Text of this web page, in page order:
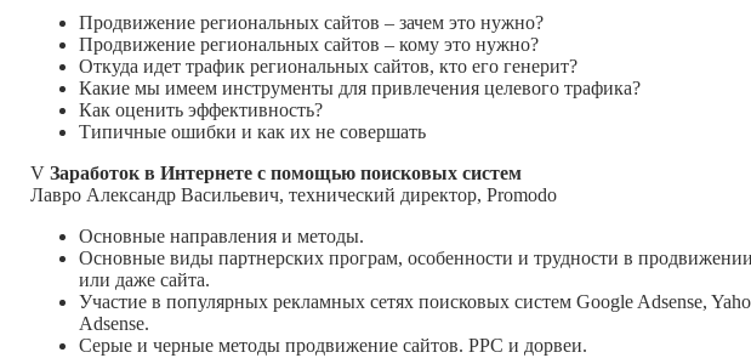
Продвижение региональных сайтов – зачем это нужно?
Продвижение региональных сайтов – кому это нужно?
Откуда идет трафик региональных сайтов, кто его генерит?
Какие мы имеем инструменты для привлечения целевого трафика?
Как оценить эффективность?
Типичные ошибки и как их не совершать
V Заработок в Интернете с помощью поисковых систем
Лавро Александр Васильевич, технический директор, Promodo
Основные направления и методы.
Основные виды партнерских програм, особенности и трудности в
или даже сайта.
Участие в популярных рекламных сетях поисковых систем Google Adsense,
Adsense.
Серые и черные методы продвижение сайтов. PPC и дорвеи.